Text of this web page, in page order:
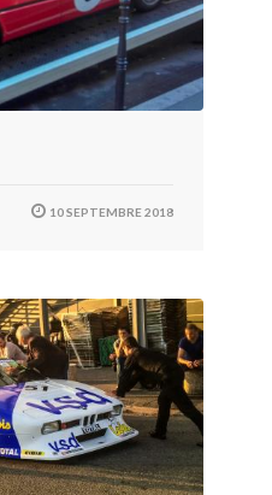
10 SEPTEMBRE 2018